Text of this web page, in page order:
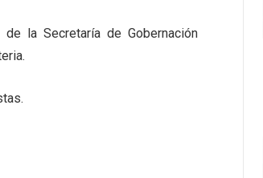
la Secretaría de Gobernación